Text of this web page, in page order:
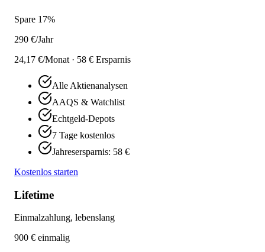
Spare 17%
290 €/Jahr
24,17 €/Monat · 58 € Ersparnis
Alle Aktienanalysen
AAQS & Watchlist
Echtgeld-Depots
7 Tage kostenlos
Jahresersparnis: 58 €
Kostenlos starten
Lifetime
Einmalzahlung, lebenslang
900 € einmalig